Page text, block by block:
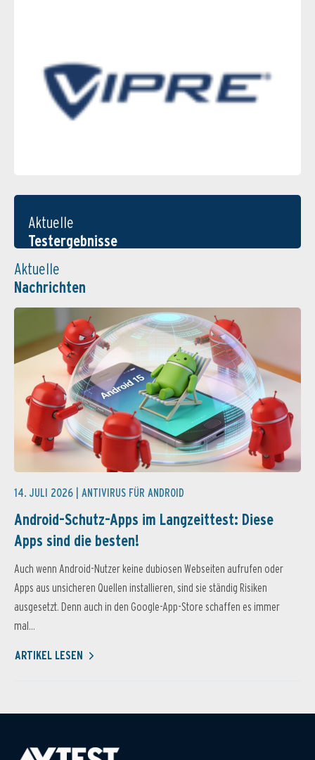
Aktuelle
Testergebnisse
Aktuelle
Nachrichten
14. JULI 2026 | ANTIVIRUS FÜR ANDROID
Android-Schutz-Apps im Langzeittest: Diese
Apps sind die besten!
Auch wenn Android-Nutzer keine dubiosen Webseiten aufrufen oder
Apps aus unsicheren Quellen installieren, sind sie ständig Risiken
ausgesetzt. Denn auch in den Google-App-Store schaffen es immer
mal...
ARTIKEL LESEN